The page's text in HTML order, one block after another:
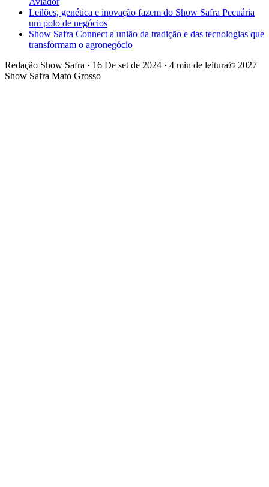
Leilões, genética e inovação fazem do Show Safra Pecuária
um polo de negócios
Show Safra Connect a união da tradição e das tecnologias que
transformam o agronegócio
Redação Show Safra · 16 De set de 2024 · 4 min de leitura© 2027
Show Safra Mato Grosso